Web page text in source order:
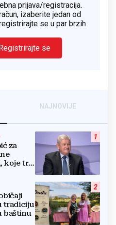
prijava/registracija.
izaberite jedan od
se u par brzih
se
NAJNOVIJE
1
za
koje tri
2
tradiciju
baštinu